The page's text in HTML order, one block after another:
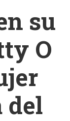
su
O
del